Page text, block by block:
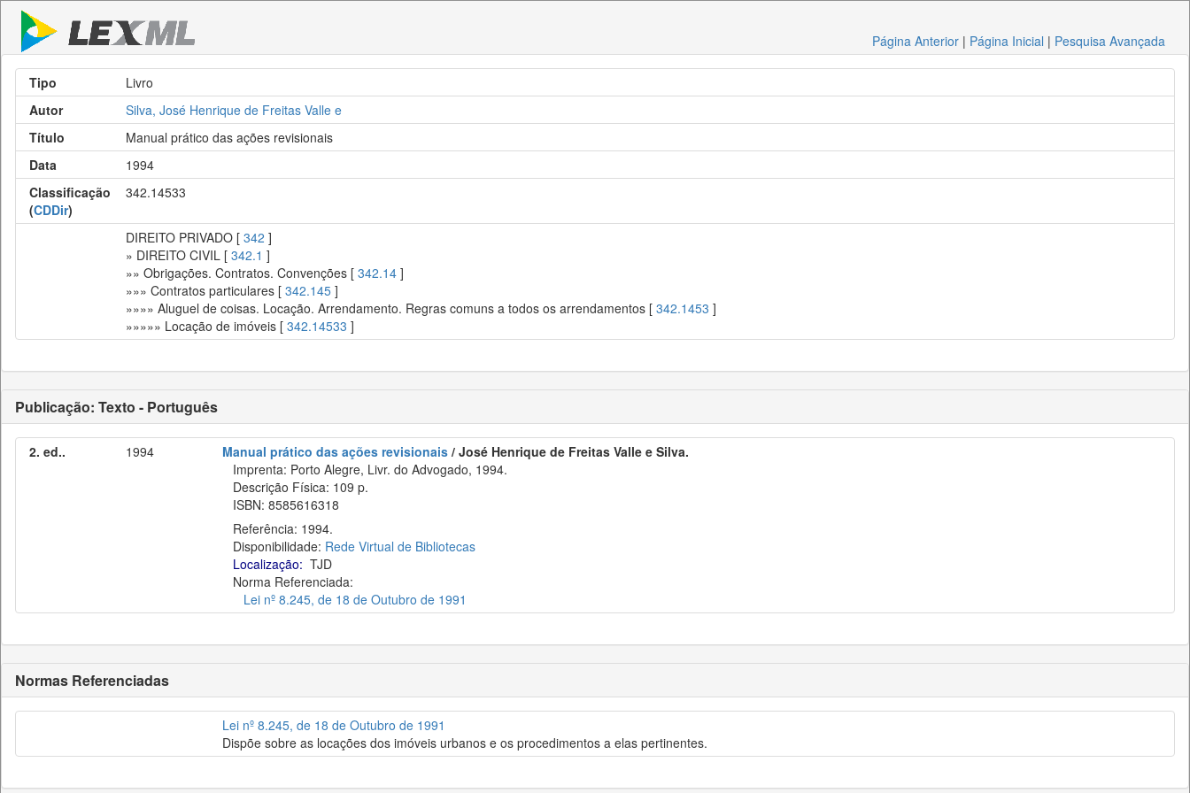
Página Anterior | Página Inicial | Pesquisa Avançada
Tipo
Livro
Autor
Silva, José Henrique de Freitas Valle e
Título
Manual prático das ações revisionais
Data
1994
Classificação
(CDDir)
342.14533
DIREITO PRIVADO [ 342 ]
» DIREITO CIVIL [ 342.1 ]
»» Obrigações. Contratos. Convenções [ 342.14 ]
»»» Contratos particulares [ 342.145 ]
»»»» Aluguel de coisas. Locação. Arrendamento. Regras comuns a todos os arrendamentos [ 342.1453 ]
»»»»» Locação de imóveis [ 342.14533 ]
Publicação: Texto - Português
2. ed.. 1994 Manual prático das ações revisionais / José Henrique de Freitas Valle e Silva.
Imprenta: Porto Alegre, Livr. do Advogado, 1994.
Descrição Física: 109 p.
ISBN: 8585616318
Referência: 1994.
Disponibilidade: Rede Virtual de Bibliotecas
Localização: TJD
Norma Referenciada:
Lei nº 8.245, de 18 de Outubro de 1991
Normas Referenciadas
Lei nº 8.245, de 18 de Outubro de 1991
Dispõe sobre as locações dos imóveis urbanos e os procedimentos a elas pertinentes.